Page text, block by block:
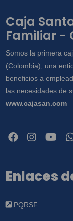
Caja
Familiar -
Somos la primera
(Colombia); una
beneficios a
las necesidades de
www.cajasan.com
Enlaces
PQRSF